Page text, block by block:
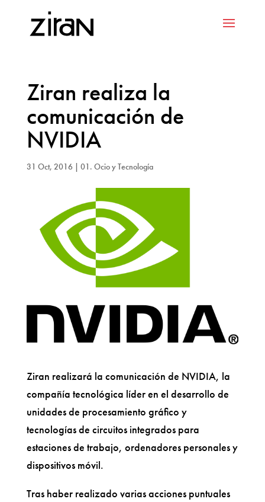
Ziran realiza la
comunicación de
NVIDIA
31 Oct, 2016| 01. Ocio y Tecnología
Ziran realizará la comunicación de NVIDIA, la
compañía tecnológica líder en el desarrollo de
unidades de procesamiento gráfico y
tecnologías de circuitos integrados para
estaciones de trabajo, ordenadores personales y
dispositivos móvil.
Tras haber realizado varias acciones puntuales